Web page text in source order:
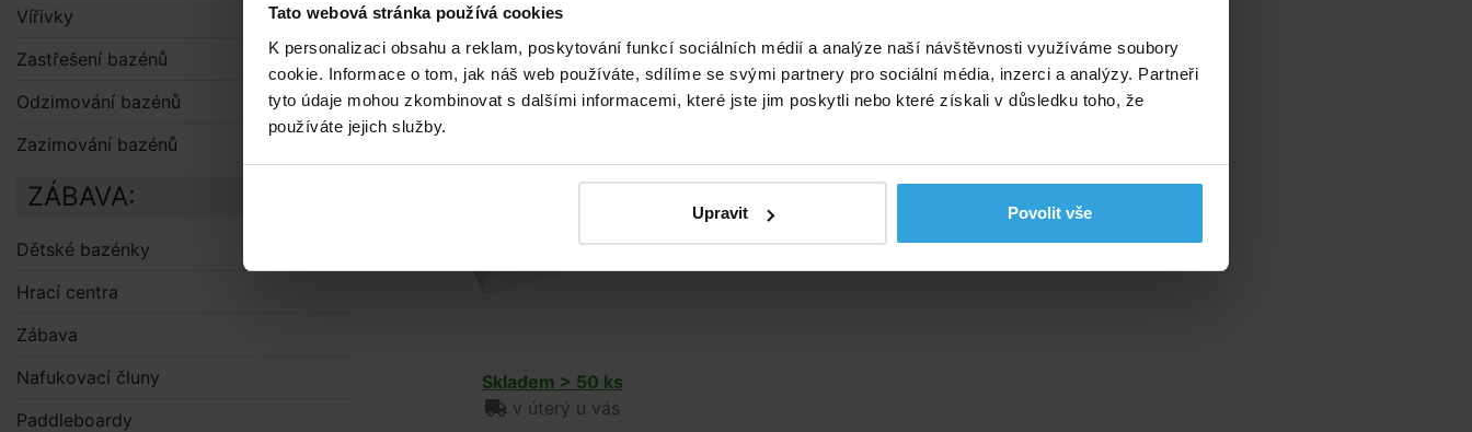
Tato webová stránka používá cookies
K personalizaci obsahu a reklam, poskytování funkcí sociálních médií a analýze naší návštěvnosti využíváme soubory
cookie. Informace o tom, jak náš web používáte, sdílíme se svými partnery pro sociální média, inzerci a analýzy. Partneři
tyto údaje mohou zkombinovat s dalšími informacemi, které jste jim poskytli nebo které získali v důsledku toho, že
používáte jejich služby.
Upravit Povolit vše
Podložka pod bazén o průměru 4,6m
Skladem > 50 ks
v úterý u vás
Vířivky
Zastřešení bazénů
Odzimování bazénů
Zazimování bazénů
ZÁBAVA:
Dětské bazénky
Hrací centra
Zábava
Nafukovací čluny
Paddleboardy